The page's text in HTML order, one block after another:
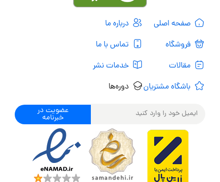
صفحه اصلی
فروشگاه
مقالات
باشگاه مشتریان
درباره ما
تماس با ما
خدمات نشر
دوره‌ها
عضویت در
خبرنامه